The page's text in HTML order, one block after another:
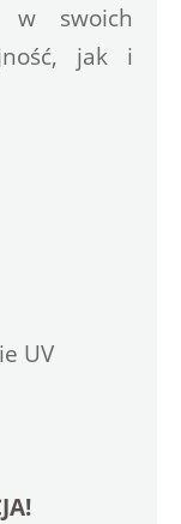
w swoich
jak i
UV